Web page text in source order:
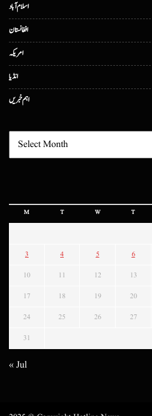
اسلام آباد
افغانستان
امریکہ
انڈیا
اہم خبریں
M T W T
3 4 5 6
10 11 12 13
17 18 19 20
24 25 26 27
31
« Jul